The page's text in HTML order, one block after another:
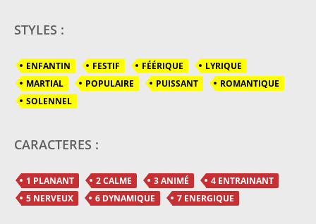
STYLES :
ENFANTIN FESTIF FÉÉRIQUE
LYRIQUE
MARTIAL
POPULAIRE PUISSANT
ROMANTIQUE
SOLENNEL
CARACTERES :
1 PLANANT 2 CALME 3 ANIMÉ
4 ENTRAINANT
5 NERVEUX
6 DYNAMIQUE 7 ENERGIQUE